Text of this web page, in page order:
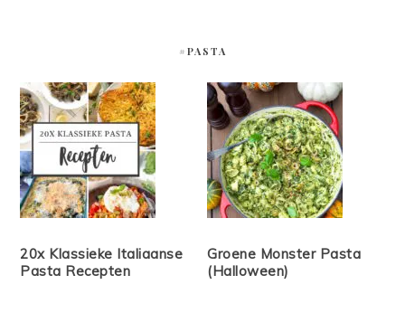
#PASTA
20x Klassieke Italiaanse
Pasta Recepten
Groene Monster Pasta
(Halloween)